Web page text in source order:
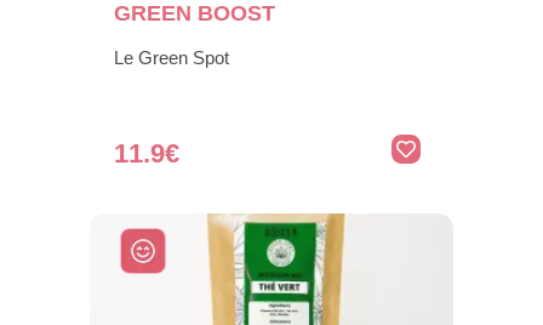
GREEN BOOST
Le Green Spot
11.9€